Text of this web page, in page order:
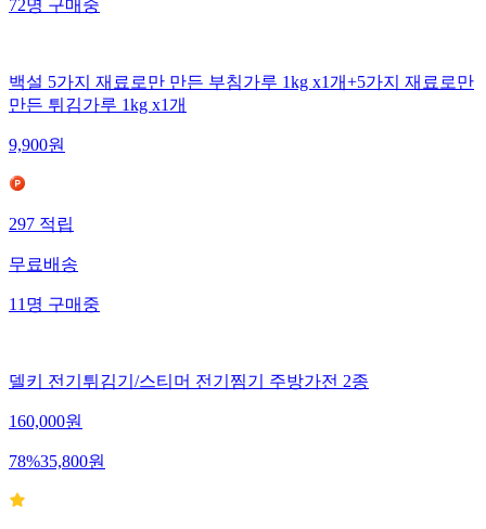
72명 구매중
백설 5가지 재료로만 만든 부침가루 1kg x1개+5가지 재료로만
만든 튀김가루 1kg x1개
9,900원
297 적립
무료배송
11 명 구매중
델키 전기튀김기/스티머 전기찜기 주방가전 2종
160,000원
78%35,800원